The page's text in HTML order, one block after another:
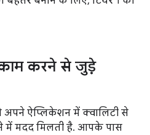
करने से जुड़े
अपने ऐप्लिकेशन में क्वालिटी से
में मदद मिलती है. आपके पास